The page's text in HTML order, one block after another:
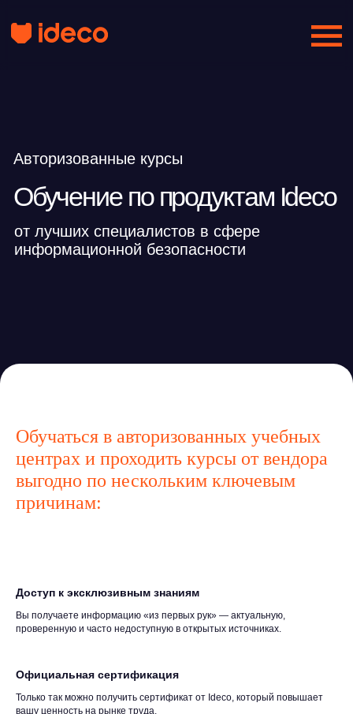
от лучших специалистов в сфере
Обучаться в авторизованных учебных
центрах и проходить курсы от вендора
выгодно по нескольким ключевым
причинам:
Доступ к эксклюзивным знаниям
Вы получаете информацию «из первых рук» — актуальную,
проверенную и часто недоступную в открытых источниках.
Официальная сертификация
Только так можно получить сертификат от Ideco, который повышает
вашу ценность на рынке труда.